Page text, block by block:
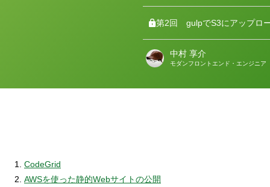
第2回 gulpでS3にアップロ
著
中村 享介
モダンフロントエンド・エンジニア
CodeGrid
AWSを使った静的Webサイトの公開